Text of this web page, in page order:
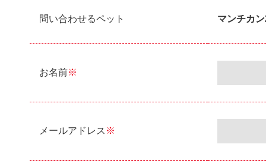
問い合わせるペット マンチカ
お名前※
メールアドレス ※